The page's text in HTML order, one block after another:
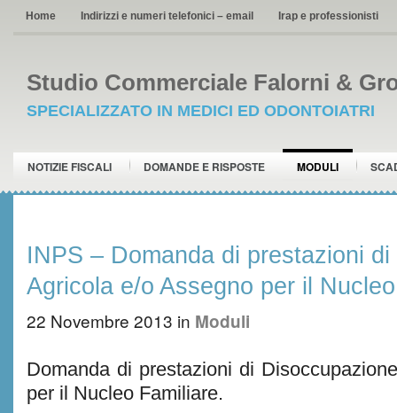
Home Indirizzi e numeri telefonici – email Irap e professionisti
Studio Commerciale Falorni &
SPECIALIZZATO IN MEDICI ED ODONTOIATRI
NOTIZIE FISCALI DOMANDE E RISPOSTE MODULI
INPS – Domanda di prestazioni
Agricola e/o Assegno per il
22 Novembre 2013 in Moduli
Domanda di prestazioni di
per il Nucleo Familiare.